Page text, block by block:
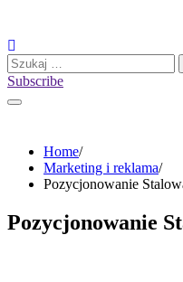
content
Szukaj:
Subscribe
Home
Marketing i reklama
Pozycjonowanie
Pozycjonowanie